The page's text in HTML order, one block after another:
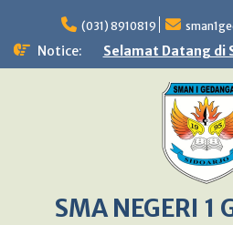
content
(031) 8910819
Notice: Selamat Datang di
SMA NEGERI 1